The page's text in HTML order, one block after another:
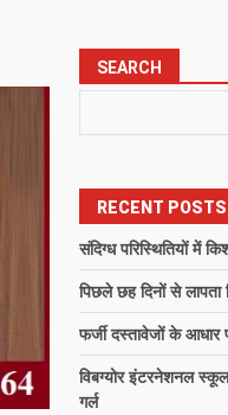
SEARCH
RECENT POSTS
संदिग्ध परिस्थितियों में
पिछले छह दिनों से
फर्जी दस्तावेजों के
विबग्योर इंटरनेशनल
गर्ल